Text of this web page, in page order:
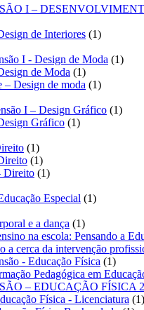
I –
de Interiores 11
I - Design de Moda 11
de Moda 11
produto
– Design de moda 11
I – Design Gráfico 11
Gráfico 11
11
produto
11
produto
Direito 11
Especial 11
e a dança 11
produto
na escola: Pensando a
a cerca da intervenção
- Educação Física 11
Pedagógica em
– EDUCAÇÃO FÍSICA
Física - Licenciatura 11